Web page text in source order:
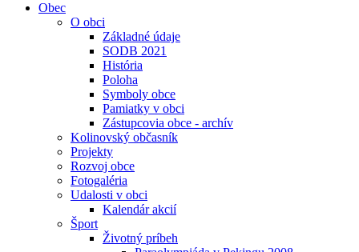
Obec
O obci
Základné údaje
SODB 2021
História
Poloha
Symboly obce
Pamiatky v obci
Zástupcovia obce - archív
Kolinovský občasník
Projekty
Rozvoj obce
Fotogaléria
Udalosti v obci
Kalendár akcií
Šport
Životný príbeh